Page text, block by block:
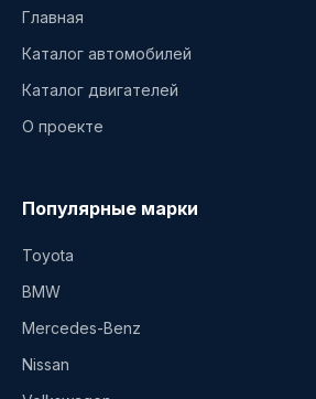
Главная
Каталог автомобилей
Каталог двигателей
О проекте
Популярные марки
Toyota
BMW
Mercedes-Benz
Nissan